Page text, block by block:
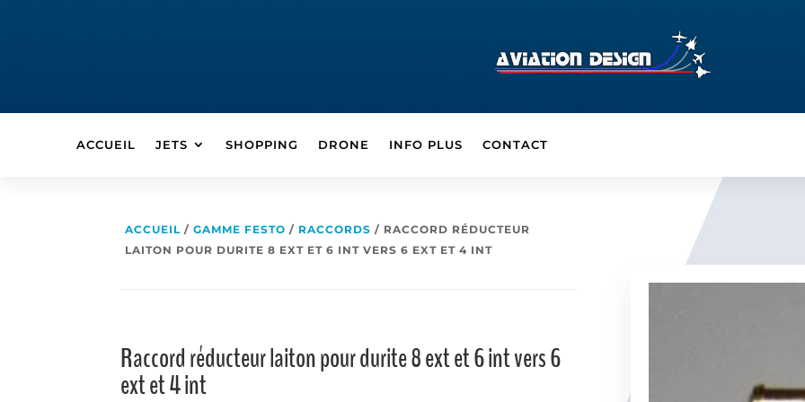
ACCUEIL JETS SHOPPING DRONE INFO PLUS CONTACT
ACCUEIL /GAMME FESTO / RACCORDS / RACCORD RÉDUCTEUR
LAITON POUR DURITE 8 EXT ET 6 INT VERS 6 EXT ET 4 INT
Raccord réducteur laiton pour durite 8 ext et 6 int vers 6
ext et 4 int